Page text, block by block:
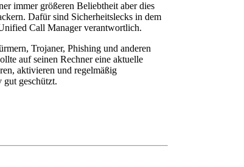
immer größeren Beliebtheit aber dies
Dafür sind Sicherheitslecks in dem
Call Manager verantwortlich.
Trojaner, Phishing und anderen
auf seinen Rechner eine aktuelle
aktivieren und regelmäßig
gut geschützt.